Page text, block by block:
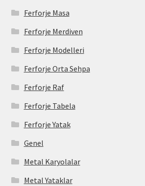
Ferforje Masa
Ferforje Merdiven
Ferforje Modelleri
Ferforje Orta Sehpa
Ferforje Raf
Ferforje Tabela
Ferforje Yatak
Genel
Metal Karyolalar
Metal Yataklar